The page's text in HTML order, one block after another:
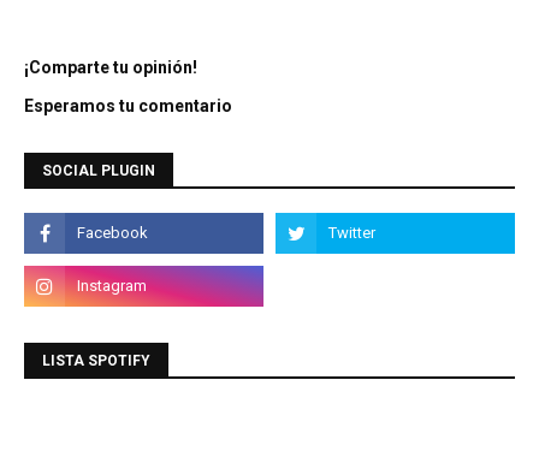
¡Comparte tu opinión!
Esperamos tu comentario
SOCIAL PLUGIN
LISTA SPOTIFY